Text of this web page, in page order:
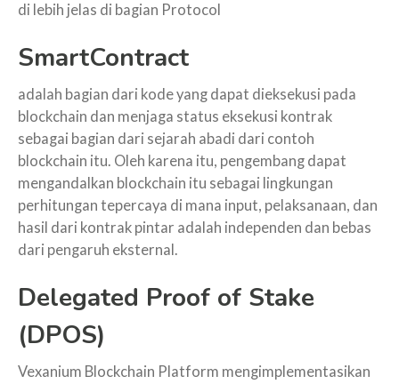
di lebih jelas di bagian Protocol
SmartContract
adalah bagian dari kode yang dapat dieksekusi pada
blockchain dan menjaga status eksekusi kontrak
sebagai bagian dari sejarah abadi dari contoh
blockchain itu. Oleh karena itu, pengembang dapat
mengandalkan blockchain itu sebagai lingkungan
perhitungan tepercaya di mana input, pelaksanaan, dan
hasil dari kontrak pintar adalah independen dan bebas
dari pengaruh eksternal.
Delegated Proof of Stake
(DPOS)
Vexanium Blockchain Platform mengimplementasikan